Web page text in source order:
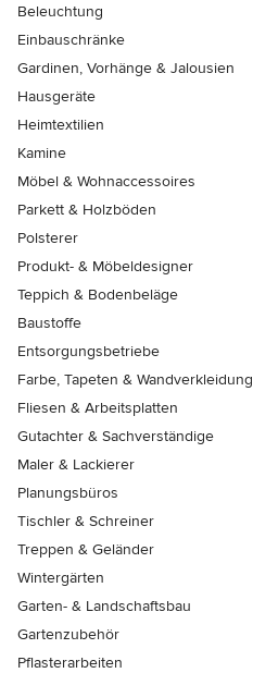
Beleuchtung
Einbauschränke
Gardinen, Vorhänge & Jalousien
Hausgeräte
Heimtextilien
Kamine
Möbel & Wohnaccessoires
Parkett & Holzböden
Polsterer
Produkt- & Möbeldesigner
Teppich & Bodenbeläge
Baustoffe
Entsorgungsbetriebe
Farbe, Tapeten & Wandverkleidung
Fliesen & Arbeitsplatten
Gutachter & Sachverständige
Maler & Lackierer
Planungsbüros
Tischler & Schreiner
Treppen & Geländer
Wintergärten
Garten- & Landschaftsbau
Gartenzubehör
Pflasterarbeiten